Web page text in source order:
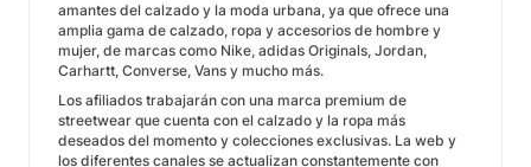
amantes del calzado y la moda urbana, ya que ofrece una
amplia gama de calzado, ropa y accesorios de hombre y
mujer, de marcas como Nike, adidas Originals, Jordan,
Carhartt, Converse, Vans y mucho más.
Los afiliados trabajarán con una marca premium de
streetwear que cuenta con el calzado y la ropa más
deseados del momento y colecciones exclusivas. La web y
los diferentes canales se actualizan constantemente con